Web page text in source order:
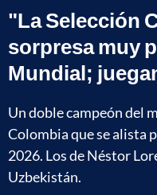
"La Selección
sorpresa muy
Mundial;
Un doble campeón del
Colombia que se alista
2026. Los de Néstor
Uzbekistán.